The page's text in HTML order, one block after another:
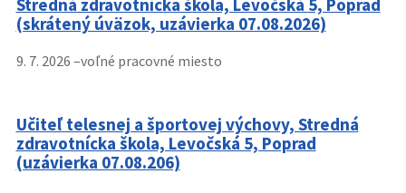
Stredná zdravotnícka škola, Levočská 5, Poprad
(skrátený úväzok, uzávierka 07.08.2026)
9. 7. 2026 –voľné pracovné miesto
Učiteľ telesnej a športovej výchovy, Stredná
zdravotnícka škola, Levočská 5, Poprad
(uzávierka 07.08.206)